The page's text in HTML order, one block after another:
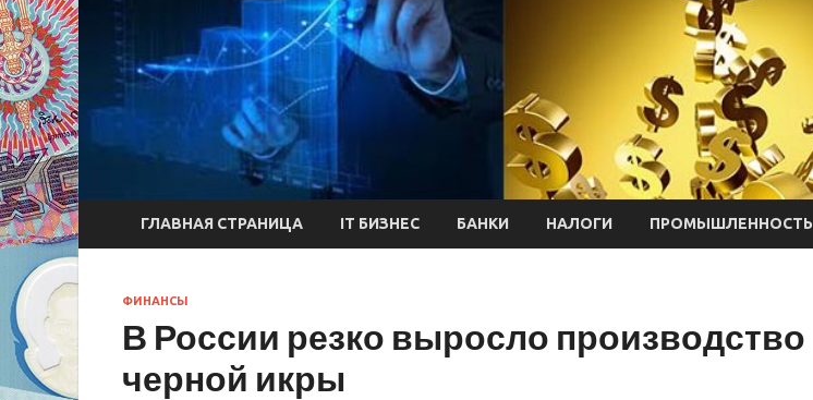
ГЛАВНАЯ СТРАНИЦА IT БИЗНЕС БАНКИ НАЛОГИ ПРОМЫШЛЕННОСТЬ
ФИНАНСЫ
В России резко выросло производство
черной икры